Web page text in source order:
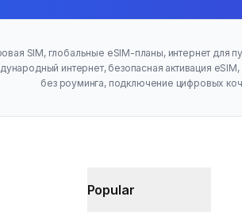
SIM, глобальные eSIM-планы, интернет для
интернет, безопасная активация
без роуминга, подключение цифровых
Popular